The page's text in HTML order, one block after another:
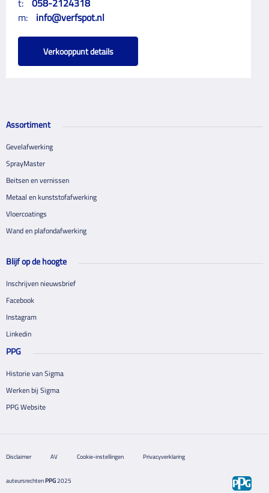
t: 058-2124318
m:
info@verfspot.nl
Verkooppunt details
Assortiment
Gevelafwerking
SprayMaster
Beitsen en vernissen
Metaal en kunststofafwerking
Vloercoatings
Wand en plafondafwerking
Blijf op de hoogte
Inschrijven nieuwsbrief
Facebook
Instagram
Linkedin
PPG
Historie van Sigma
Werken bij Sigma
PPG Website
Disclaimer AV Cookie-instellingen Privacyverklaring
auteursrechtenPPG2025